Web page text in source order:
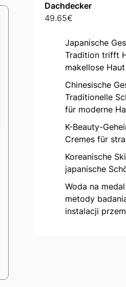
Dachdecker
49.65€
Japanische
Tradition trifft
makellose Haut
Chinesische
Traditionelle
für moderne
K-Beauty-
Cremes für
Koreanische
japanische
Woda na
metody
instalacji